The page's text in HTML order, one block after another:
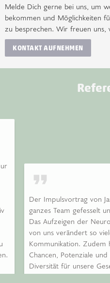
Melde Dich gerne bei uns, um
bekommen und Möglichkeiten
zu besprechen. Wir freuen
KONTAKT AUFNEHMEN
format_quote
Der Impulsvortrag von
ganzes Team gefesselt
Das Aufzeigen der
von uns verändert so
Kommunikation. Zudem
Chancen, Potenziale
Diversität für unsere
verdeutlicht.